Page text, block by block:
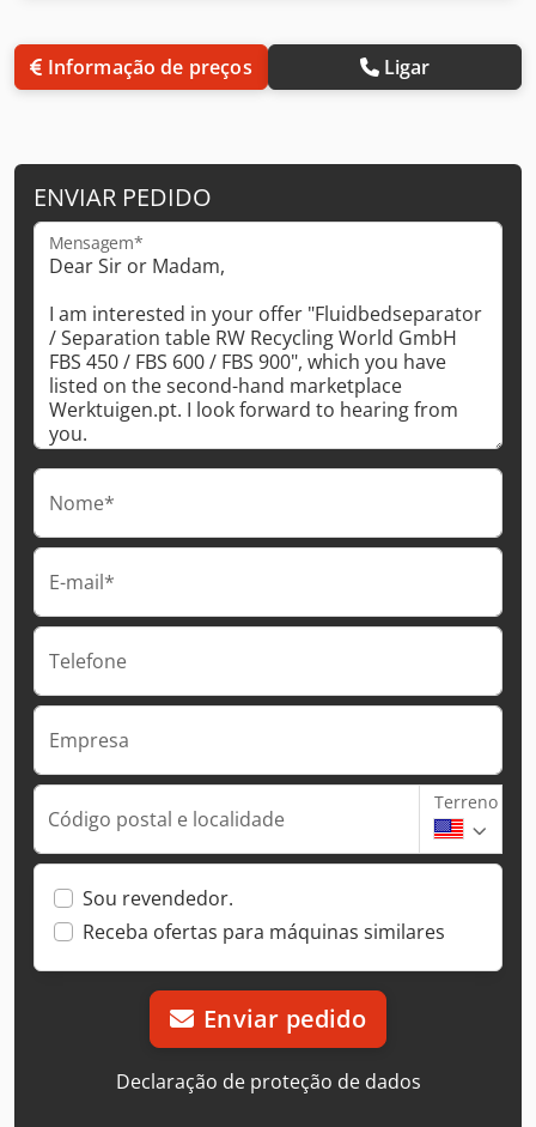
Informação de preços Ligar
ENVIAR PEDIDO
Mensagem*
Nome*
E-mail*
Telefone
Empresa
Código postal e localidade
Terreno
Sou revendedor.
Receba ofertas para máquinas similares
Enviar pedido
Declaração de proteção de dados